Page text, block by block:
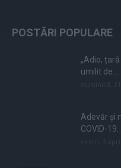
POSTĂRI POPULARE
„Adio,
umilit de...
Adevăr și
COVID-19.